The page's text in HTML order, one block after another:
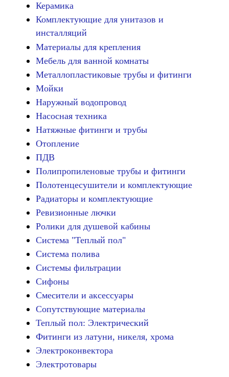
Керамика
Комплектующие для унитазов и
инсталляций
Материалы для крепления
Мебель для ванной комнаты
Металлопластиковые трубы и фитинги
Мойки
Наружный водопровод
Насосная техника
Натяжные фитинги и трубы
Отопление
ПДВ
Полипропиленовые трубы и фитинги
Полотенцесушители и комплектующие
Радиаторы и комплектующие
Ревизионные лючки
Ролики для душевой кабины
Система "Теплый пол"
Система полива
Системы фильтрации
Сифоны
Смесители и аксессуары
Сопутствующие материалы
Теплый пол: Электрический
Фитинги из латуни, никеля, хрома
Электроконвектора
Электротовары